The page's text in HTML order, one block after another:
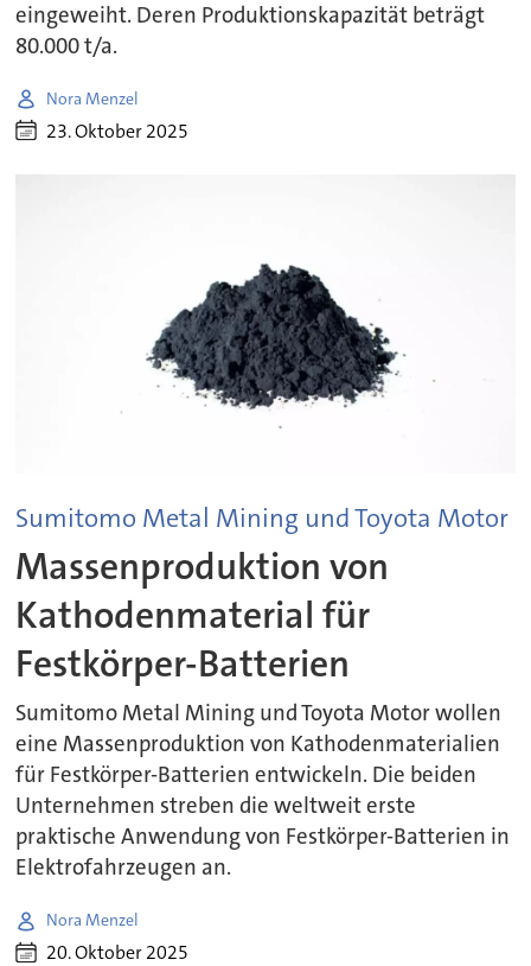
eingeweiht. Deren Produktionskapazität beträgt
80.000 t/a.
Nora Menzel
23. Oktober 2025
Sumitomo Metal Mining und Toyota Motor
Massenproduktion von
Kathodenmaterial für
Festkörper-Batterien
Sumitomo Metal Mining und Toyota Motor wollen
eine Massenproduktion von Kathodenmaterialien
für Festkörper-Batterien entwickeln. Die beiden
Unternehmen streben die weltweit erste
praktische Anwendung von Festkörper-Batterien in
Elektrofahrzeugen an.
Nora Menzel
20. Oktober 2025